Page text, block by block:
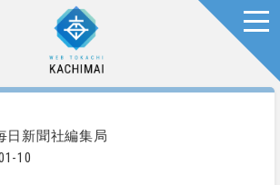
日新聞社編集局
10